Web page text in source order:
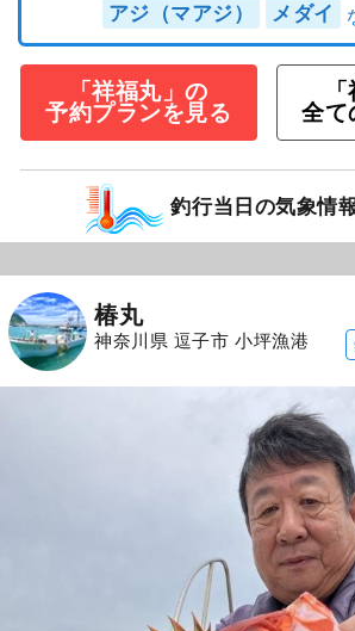
アジ（マアジ） メダイ
「祥福丸」の
予約プランを見る
全て
釣行当日の気象情
椿丸
神奈川県 逗子市 小坪漁港